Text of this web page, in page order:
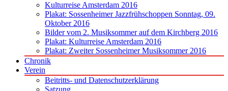
Kulturreise Amsterdam 2016
Plakat: Sossenheimer Jazzfrühschoppen Sonntag, 09.
Oktober 2016
Bilder vom 2. Musiksommer auf dem Kirchberg 2016
Plakat: Kulturreise Amsterdam 2016
Plakat: Zweiter Sossenheimer Musiksommer 2016
Chronik
Verein
Beitritts- und Datenschutzerklärung
Satzung